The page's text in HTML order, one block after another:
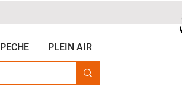
PÊCHE PLEIN AIR